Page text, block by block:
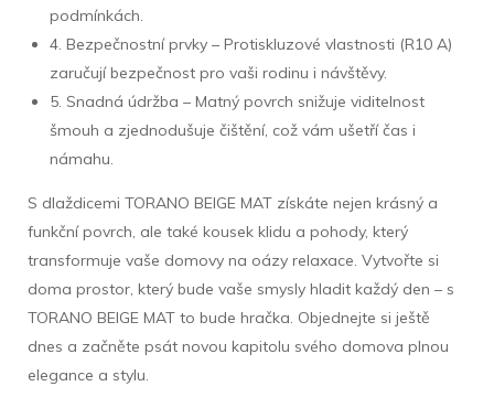
podmínkách.
4. Bezpečnostní prvky – Protiskluzové vlastnosti (R10 A)
zaručují bezpečnost pro vaši rodinu i návštěvy.
5. Snadná údržba – Matný povrch snižuje viditelnost
šmouh a zjednodušuje čištění, což vám ušetří čas i
námahu.
S dlaždicemi TORANO BEIGE MAT získáte nejen krásný a
funkční povrch, ale také kousek klidu a pohody, který
transformuje vaše domovy na oázy relaxace. Vytvořte si
doma prostor, který bude vaše smysly hladit každý den – s
TORANO BEIGE MAT to bude hračka. Objednejte si ještě
dnes a začněte psát novou kapitolu svého domova plnou
elegance a stylu.